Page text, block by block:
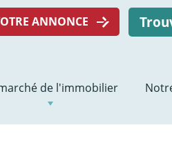
ANNONCE
de l'immobilier